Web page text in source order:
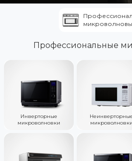
Профессиональные
Инверторные
микроволновки
Неинверторные
микроволновки